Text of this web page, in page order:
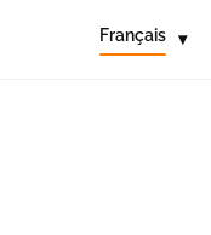
Français ▾